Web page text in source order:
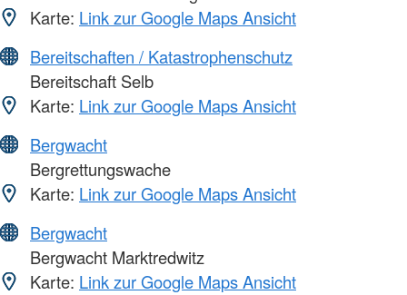
Karte: Link zur Google Maps Ansicht
Bereitschaften / Katastrophenschutz
Bereitschaft Selb
Karte: Link zur Google Maps Ansicht
Bergwacht
Bergrettungswache
Karte: Link zur Google Maps Ansicht
Bergwacht
Bergwacht Marktredwitz
Karte: Link zur Google Maps Ansicht